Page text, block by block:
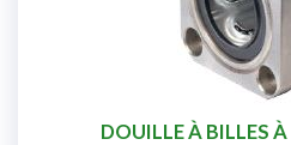
DOUILLE À BILLES